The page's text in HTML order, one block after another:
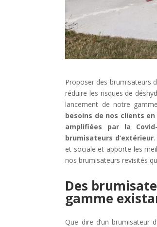
Proposer des brumisateurs
réduire les risques de
lancement de notre
besoins de nos clients
amplifiées par la
brumisateurs d’extérieur.
et sociale et apporte les
nos brumisateurs revisités
Des
gamme
Que dire d’un brumisateur